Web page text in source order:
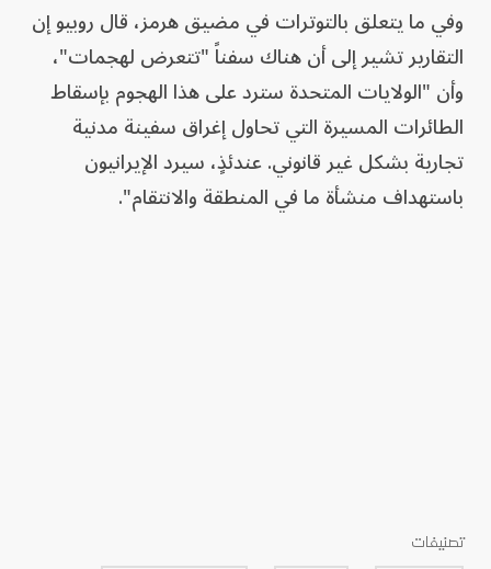
وفي ما يتعلق بالتوترات في مضيق هرمز، قال روبيو إن
التقارير تشير إلى أن هناك سفناً "تتعرض لهجمات"،
وأن "الولايات المتحدة سترد على هذا الهجوم بإسقاط
الطائرات المسيرة التي تحاول إغراق سفينة مدنية
تجارية بشكل غير قانوني. عندئذٍ، سيرد الإيرانيون
باستهداف منشأة ما في المنطقة والانتقام".
تصنيفات